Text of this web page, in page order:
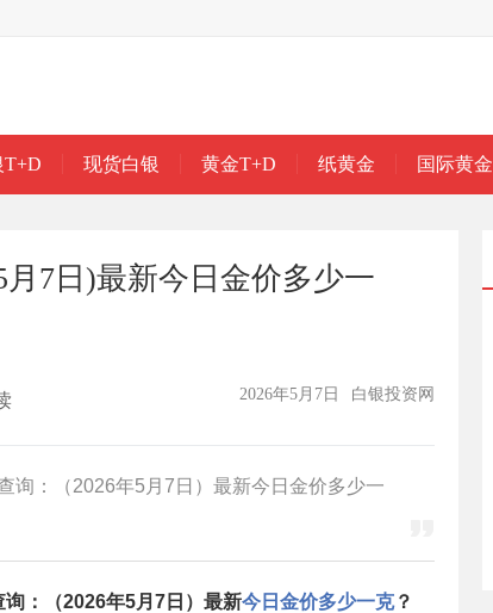
T+D 现货白银 黄金T+D 纸黄金 国际黄金
7日)最新今日金价多少一
白银投资网
2026年5月7日
询：（2026年5月7日）最新今日金价多少一
询：（2026年5月7日 ）最新今日金价多少一克？